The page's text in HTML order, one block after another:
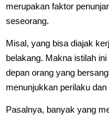
merupakan faktor
seseorang.
Misal, yang bisa diajak
belakang. Makna istilah
depan orang yang
menunjukkan perilaku
Pasalnya, banyak yang